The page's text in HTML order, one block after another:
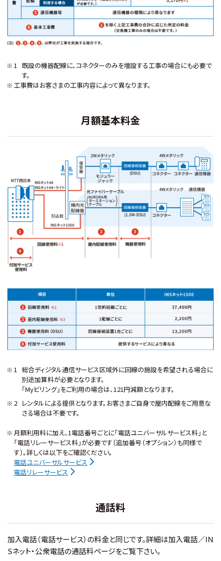
既設の機器配線に、コネクターのみを増設する工事の場合にも必要で
す。
工事費はお客さまの工事内容によって異なります。
月額基本料金
総合ディジタル通信サービス区域外に回線の施設を希望される場合に
別途加算料が必要となります。
｢Myビリング｣をご利用の場合は、121円減額となります。
レンタルによる提供となります。お客さまご自身で屋内配線をご用意な
さる場合は不要です。
月額利用料に加え、1電話番号ごとに「電話ユニバーサルサービス料」と
「電話リレーサービス料」が必要です〔追加番号（オプション）も同様で
す〕。詳しくは以下をご確認ください。
電話ユニバーサルサービス
電話リレーサービス
通話料
加入電話（電話サービス）の料金と同じです。詳細は加入電話／IN
Sネット・公衆電話の通話料ページをご覧下さい。